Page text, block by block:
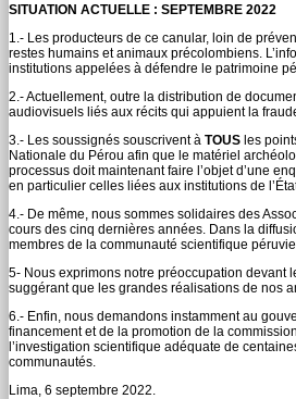
SITUATION ACTUELLE : SEPTEMBRE 2022
1.- Les producteurs de ce canular, loin de
restes humains et animaux précolombiens.
institutions appelées à défendre le patrimoine
2.- Actuellement, outre la distribution de
audiovisuels liés aux récits qui appuient la
3.- Les soussignés souscrivent à TOUS les
Nationale du Pérou afin que le matériel
processus doit maintenant faire l’objet d’une
en particulier celles liées aux institutions de
4.- De même, nous sommes solidaires des
cours des cinq dernières années. Dans la
membres de la communauté scientifique
5- Nous exprimons notre préoccupation devant
suggérant que les grandes réalisations de nos
6.- Enfin, nous demandons instamment au
financement et de la promotion de la
l’investigation scientifique adéquate de
communautés.
Lima, 6 septembre 2022.